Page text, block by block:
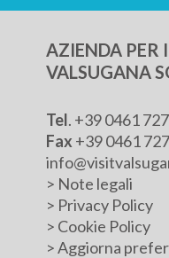
AZIENDA PER
VALSUGANA
Tel. +39 0461
Fax +39 0461
> Note legali
> Privacy Policy
> Cookie Policy
>Aggiorna